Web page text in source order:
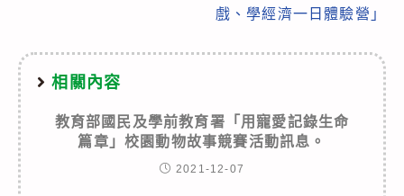
戲、學經濟一日體驗營」
相關內容
教育部國民及學前教育署「用寵愛記錄生命
篇章」校園動物故事競賽活動訊息。
2021-12-07